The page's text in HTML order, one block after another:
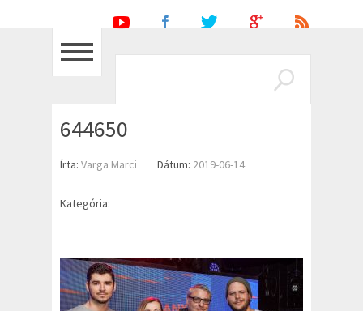
644650
Írta: Varga Marci Dátum: 2019-06-14
Kategória: